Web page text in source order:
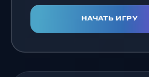
НАЧАТЬ ИГРУ